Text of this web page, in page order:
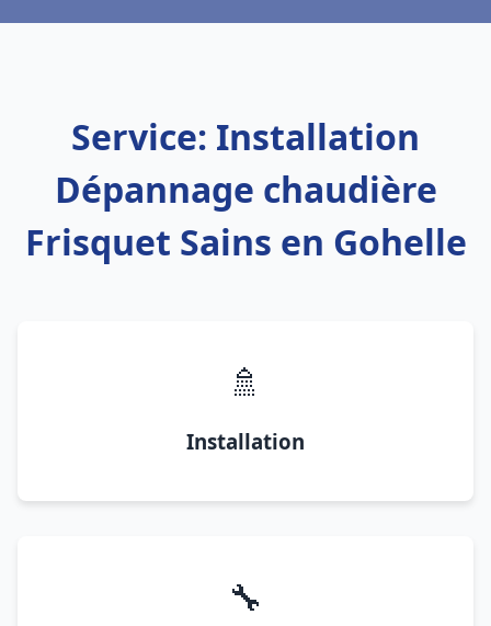
Service: Installation
Dépannage chaudière
Frisquet Sains en Gohelle
🚿
Installation
🔧